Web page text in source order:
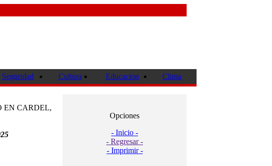
Seguridad Cultura Educacion Clima
EN CARDEL,
Opciones
- Inicio -
- Regresar -
- Imprimir -